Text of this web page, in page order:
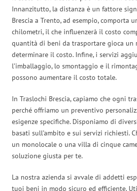
Innanzitutto, la distanza è un fattore
Brescia a Trento, ad esempio, comporta
chilometri, il che influenzerà il costo
quantità di beni da trasportare gioca
determinare il costo. Infine, i servizi
l’imballaggio, lo smontaggio e il
possono aumentare il costo totale.
In Traslochi Brescia, capiamo che ogni
perché offriamo un preventivo
esigenze specifiche. Disponiamo di
basati sull’ambito e sui servizi richiesti.
un monolocale o una villa di cinque
soluzione giusta per te.
La nostra azienda si avvale di addetti
tuoi beni in modo sicuro ed efficiente.